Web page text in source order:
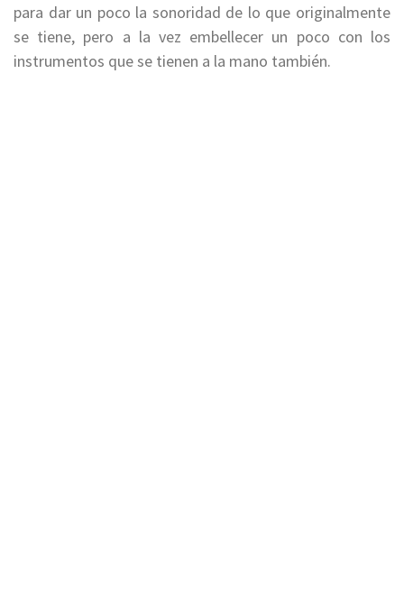
para dar un poco la sonoridad de lo que originalmente
se tiene, pero a la vez embellecer un poco con los
instrumentos quese tienen a la mano también.